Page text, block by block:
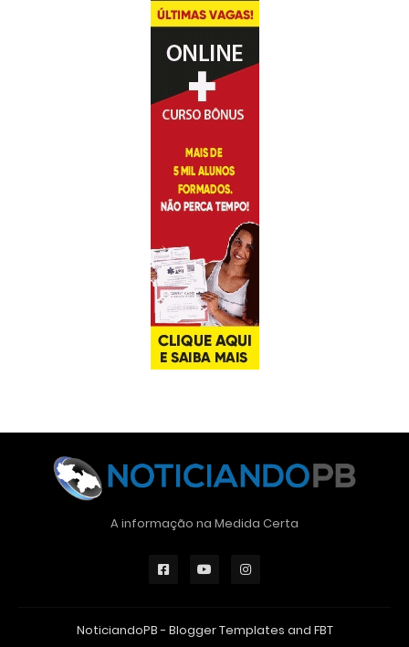
A informação na Medida Certa
NoticiandoPB - Blogger Templates and FBT